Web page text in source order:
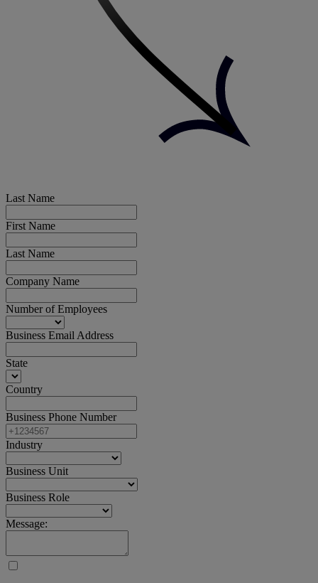
Last Name
First Name
Last Name
Company Name
Number of Employees
Business Email Address
State
Country
Business Phone Number
Industry
Business Unit
Business Role
Message: